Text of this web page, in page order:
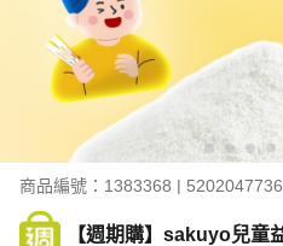
商品編號：1383368 |
【週期購】sakuyo兒童